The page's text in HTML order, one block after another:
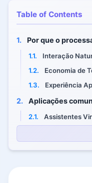
Table of Contents
1. Por que o
1.1.
Interação
1.2.
Economia de
1.3.
Experiência
2. Aplicações
2.1.
Assistentes
Análise de